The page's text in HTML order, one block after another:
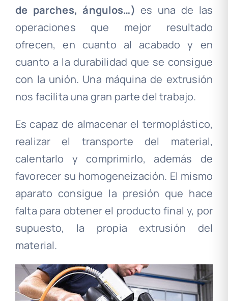
de parches, ángulos…) es una de las
operaciones que mejor resultado
ofrecen, en cuanto al acabado y en
cuanto a la durabilidad que se consigue
con la unión. Una máquina de extrusión
nos facilita una gran parte del trabajo.
Es capaz de almacenar el termoplástico,
realizar el transporte del material,
calentarlo y comprimirlo, además de
favorecer su homogeneización. El mismo
aparato consigue la presión que hace
falta para obtener el producto final y, por
supuesto, la propia extrusión del
material.